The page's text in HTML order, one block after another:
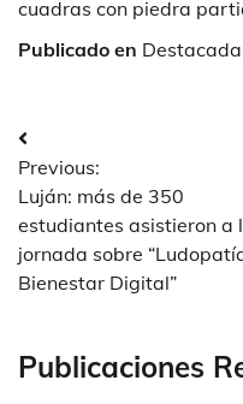
cuadras con piedra
Publicado en
Navegación
de
entradas
Previous:
Luján: más de 350
estudiantes asistieron a
jornada sobre
Bienestar Digital”
Publicaciones